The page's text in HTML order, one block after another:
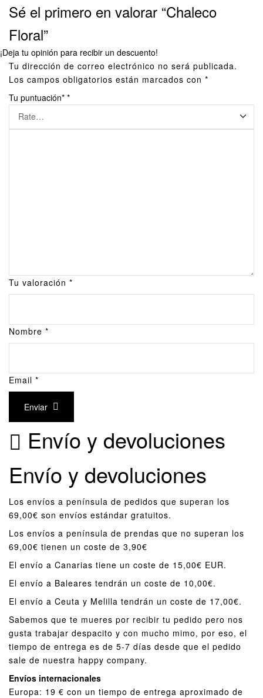
Sé el primero en valorar “Chaleco
Floral”
¡Deja tu opinión para recibir un descuento!
Tu dirección de correo electrónico no será publicada.
Los campos obligatorios están marcados con *
Tu puntuación* *
Tu valoración *
Nombre *
Email *
Enviar
Envío y devoluciones
Envío y devoluciones
Los envíos a península de pedidos que superan los
69,00€ son envíos estándar gratuitos.
Los envíos a península de prendas que no superan los
69,00€ tienen un coste de 3,90€
El envío a Canarias tiene un coste de 15,00€ EUR.
El envío a Baleares tendrán un coste de 10,00€.
El envío a Ceuta y Melilla tendrán un coste de 17,00€.
Sabemos que te mueres por recibir tu pedido pero nos
gusta trabajar despacito y con mucho mimo, por eso, el
tiempo de entrega es de 5-7 días desde que el pedido
sale de nuestra happy company.
Envíos internacionales
Europa: 19 € con un tiempo de entrega aproximado de